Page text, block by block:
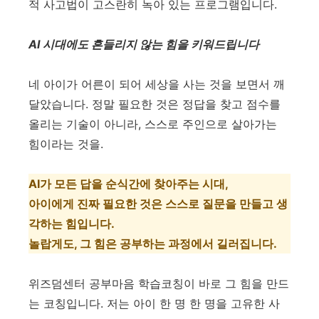
적 사고법이 고스란히 녹아 있는 프로그램입니다.
AI 시대에도 흔들리지 않는 힘을 키워드립니다
네 아이가 어른이 되어 세상을 사는 것을 보면서 깨
달았습니다. 정말 필요한 것은 정답을 찾고 점수를
올리는 기술이 아니라, 스스로 주인으로 살아가는
힘이라는 것을.
AI가 모든 답을 순식간에 찾아주는 시대,
아이에게 진짜 필요한 것은 스스로 질문을 만들고 생
각하는 힘입니다.
놀랍게도, 그 힘은 공부하는 과정에서 길러집니다.
위즈덤센터 공부마음 학습코칭이 바로 그 힘을 만드
는 코칭입니다. 저는 아이 한 명 한 명을 고유한 사